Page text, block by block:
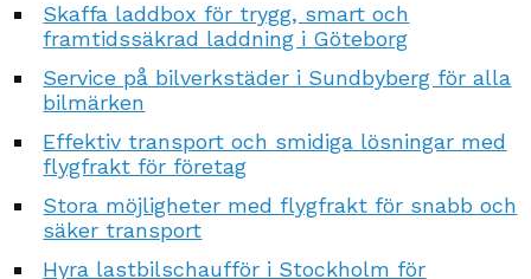
Skaffa laddbox för trygg, smart och
framtidssäkrad laddning i Göteborg
Service på bilverkstäder i Sundbyberg för alla
bilmärken
Effektiv transport och smidiga lösningar med
flygfrakt för företag
Stora möjligheter med flygfrakt för snabb och
säker transport
Hyra lastbilschaufför i Stockholm för